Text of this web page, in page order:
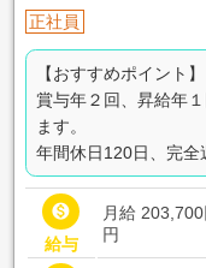
正社員
【おすすめポイント】
賞与年２回、昇給年
ます。
年間休日120日、完全

給与
月給
円